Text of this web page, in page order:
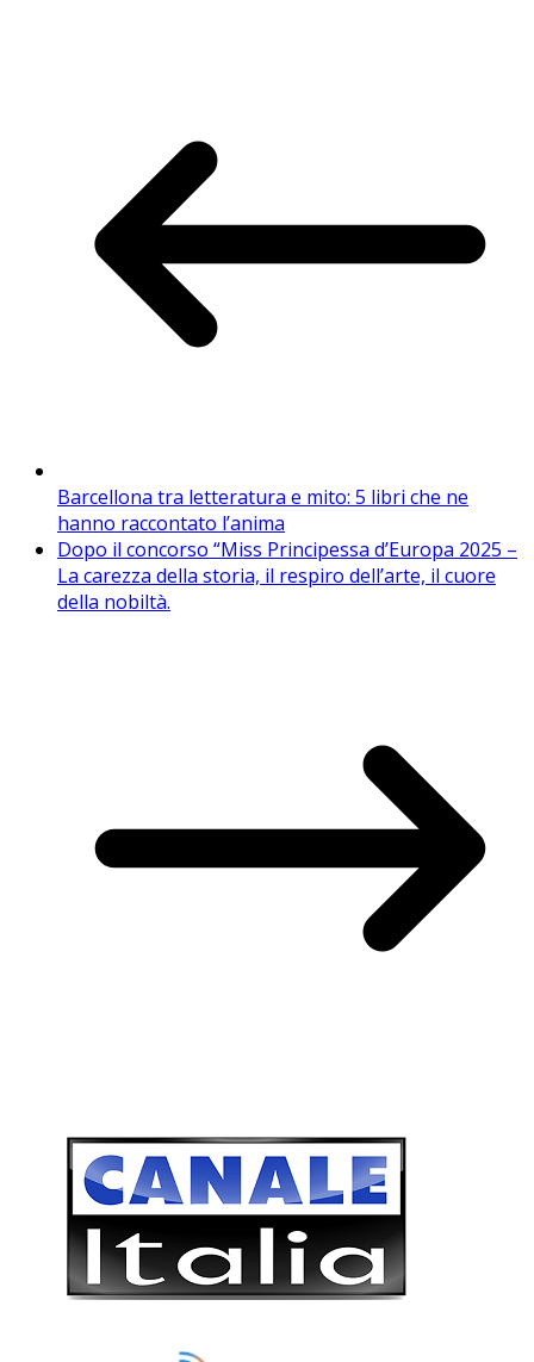
Barcellona tra letteratura e mito: 5 libri che ne
hanno raccontato l’anima
Dopo il concorso “Miss Principessa d’Europa 2025 –
La carezza della storia, il respiro dell’arte, il cuore
della nobiltà.